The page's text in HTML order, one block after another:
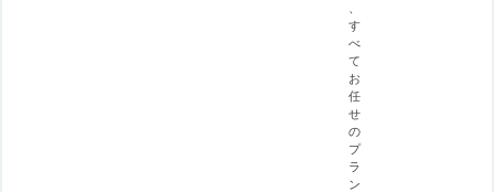
す
べ
て
お
任
せ
の
プ
ラ
ン